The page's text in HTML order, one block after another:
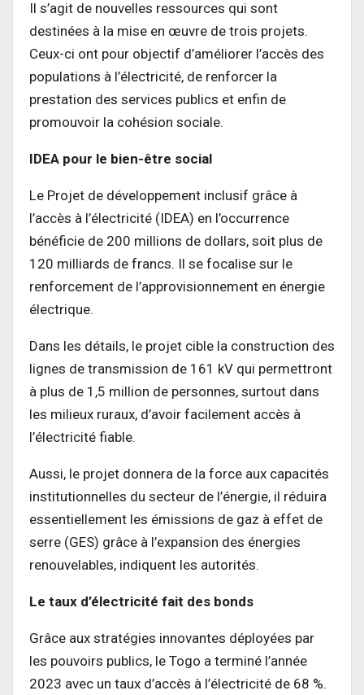
Il s’agit de nouvelles ressources qui sont
destinées à la mise en œuvre de trois projets.
Ceux-ci ont pour objectif d’améliorer l’accès des
populations à l’électricité, de renforcer la
prestation des services publics et enfin de
promouvoir la cohésion sociale.
IDEA pour le bien-être social
Le Projet de développement inclusif grâce à
l’accès à l’électricité (IDEA) en l’occurrence
bénéficie de 200 millions de dollars, soit plus de
120 milliards de francs. Il se focalise sur le
renforcement de l’approvisionnement en énergie
électrique.
Dans les détails, le projet cible la construction des
lignes de transmission de 161 kV qui permettront
à plus de 1,5 million de personnes, surtout dans
les milieux ruraux, d’avoir facilement accès à
l’électricité fiable.
Aussi, le projet donnera de la force aux capacités
institutionnelles du secteur de l’énergie, il réduira
essentiellement les émissions de gaz à effet de
serre (GES) grâce à l’expansion des énergies
renouvelables, indiquent les autorités.
Le taux d’électricité fait des bonds
Grâce aux stratégies innovantes déployées par
les pouvoirs publics, le Togo a terminé l’année
2023 avec un taux d’accès à l’électricité de 68 %.